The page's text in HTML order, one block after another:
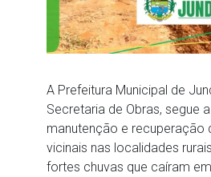
A Prefeitura Municipal de
Secretaria de Obras, segue
manutenção e recuperação
vicinais nas localidades
fortes chuvas que caíram